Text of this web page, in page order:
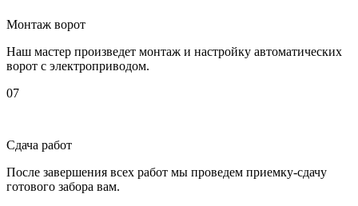
Монтаж ворот
Наш мастер произведет монтаж и настройку автоматических
ворот с электроприводом.
07
Сдача работ
После завершения всех работ мы проведем приемку-сдачу
готового забора вам.